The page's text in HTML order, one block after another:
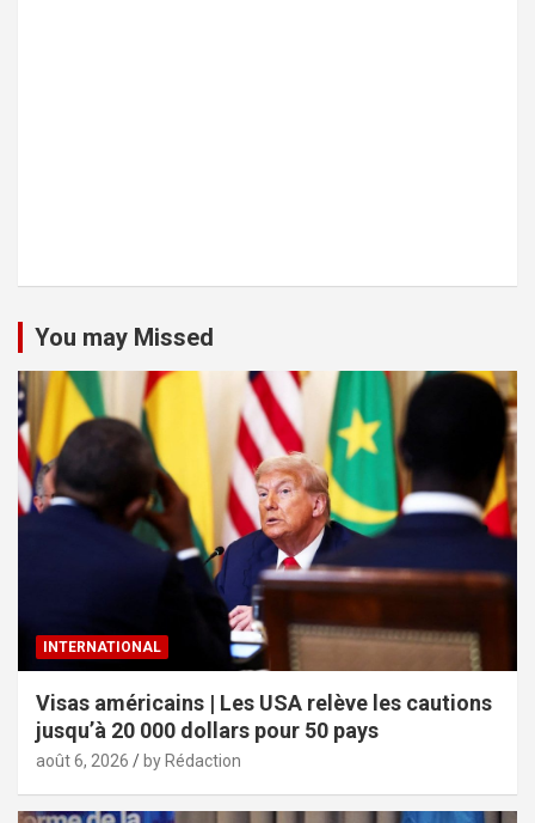
You may Missed
INTERNATIONAL
Visas américains | Les USA relève les cautions
jusqu’à 20 000 dollars pour 50 pays
août 6, 2026 by Rédaction